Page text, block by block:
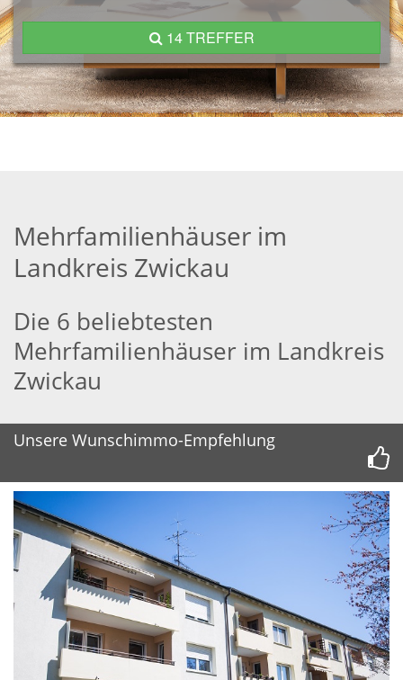
14 TREFFER
Mehrfamilienhäuser im
Landkreis Zwickau
Die 6 beliebtesten
Mehrfamilienhäuser im Landkreis
Zwickau
Unsere Wunschimmo-Empfehlung